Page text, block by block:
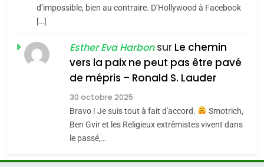
Accords d’Isaac:
l’alliance pourrait
s’étendre à 13 pays
d’Amérique latine
ISRAÉL JUDAISME
2025, l’année la plus
meurtrière selon le
d’impossible, bien au contraire. D’Hollywood à Facebook
[…]
Esther Eva Harbonsur Le chemin
vers la paix ne peut pas être pavé
de mépris – Ronald S. Lauder
30 octobre 2025
Bravo ! Je suis tout à fait d'accord.
Smotrich,
Ben Gvir et les Religieux extrêmistes vivent dans
le passé,…
CE QUI NOUS MANQUE –
JUDAISME
Maroc : Les amandes de
Tafraout, le miel de Tadla
Azilal consacrés produits
du terroir
DAFINA MAROC